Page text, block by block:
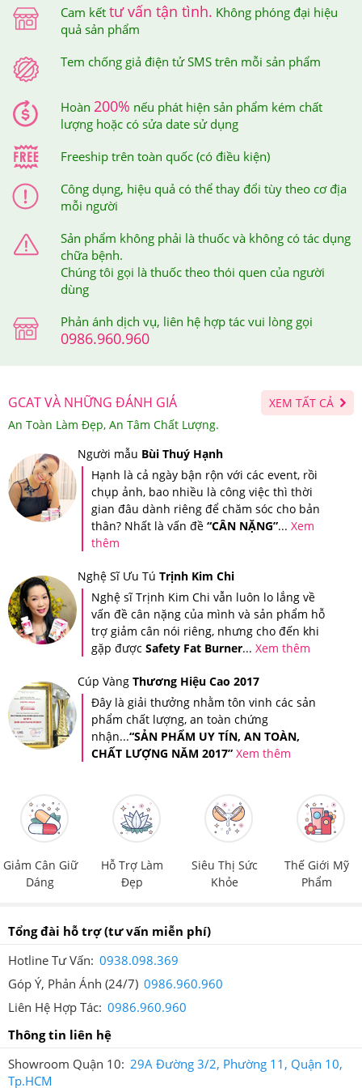
bằng ứng dụng iCheck - Ứng dụng tra cứu nguồn gốc
sản phẩm được sử dụng rộng rãi bởi người tiêu dùng
Việt Nam.
Trên mỗi sản phẩm tại Hệ thống Giảm Cân An Toàn đều
được dán tem chống hàng giả điện tử SMS để đảm bảo
quyền lợi của khách hàng.
Tem chống giả điện tử SMS trên mỗi sản phẩm
Khi cào lớp tem này ra thì bạn sẽ nhận được mã số của
sản phẩm mình đã mua, sau đó, bạn soạn tin nhắn theo
xác thực.
Sau khi bạn đã soạn tin nhắn mã số gửi đi thì tổng đài sẽ
gửi trả về cho bạn tin nhắn xác thực sản phẩm bạn vừa
mua tại Hệ thốngGiảm Cân An Toàn .
Tin nhắn xác thực sản phẩm khi bạn mua hàng tại Hệ thống
Giảm Cân An Toàn
Ngoài ra, Hệ thống Giảm Cân An Toàn còn áp dụng tem
chống giả riêng của Hệ thống trên tất cả sản phẩm để
quý khách hàng có thể đảm bảo quyền lợi của người tiêu
dùng.
Cam kết tư vấn tận tình. Không phóng đại hiệu
quả sản phẩm
Tem chống giả điện tử SMS trên mỗi sản phẩm
Hoàn 200% nếu phát hiện sản phẩm kém chất
lượng hoặc có sửa date sử dụng
Freeship trên toàn quốc (có điều kiện)
Công dụng, hiệu quả có thể thay đổi tùy theo cơ địa
mỗi người
Sản phẩm không phải là thuốc và không có tác dụng
chữa bệnh.
Chúng tôi gọi là thuốc theo thói quen của người
dùng
Phản ánh dịch vụ, liên hệ hợp tác vui lòng gọi
0986.960.960
GCAT VÀ NHỮNG ĐÁNH GIÁ
An Toàn Làm Đẹp, An Tâm Chất Lượng.
XEM TẤT CẢ
Người mẫu Bùi Thuý Hạnh
Hạnh là cả ngày bận rộn với các event, rồi
chụp ảnh, bao nhiều là công việc thì thời
gian đâu dành riêng để chăm sóc cho bản
thân? Nhất là vấn đề “CÂN NẶNG”... Xem
thêm
Nghệ Sĩ Ưu Tú Trịnh Kim Chi
Nghệ sĩ Trịnh Kim Chi vẫn luôn lo lắng về
vấn đề cân nặng của mình và sản phẩm hỗ
trợ giảm cân nói riêng, nhưng cho đến khi
gặp được Safety Fat Burner... Xem thêm
Cúp Vàng Thương Hiệu Cao 2017
Đây là giải thưởng nhằm tôn vinh các sản
phẩm chất lượng, an toàn chứng
nhận...“SẢN PHẨM UY TÍN, AN TOÀN,
CHẤT LƯỢNG NĂM 2017” Xem thêm
Giảm Cân Giữ
Dáng
Hỗ Trợ Làm
Đẹp
Siêu Thị Sức
Khỏe
Thế Giới Mỹ
Phẩm
Tổng đài hỗ trợ(tư vấn miễn phí)
Hotline Tư Vấn: 0938.098.369
Góp Ý, Phản Ánh (24/7) 0986.960.960
Liên Hệ Hợp Tác: 0986.960.960
Thông tin liên hệ
Showroom Quận 10: 29A Đường 3/2, Phường 11, Quận 10,
Tp.HCM